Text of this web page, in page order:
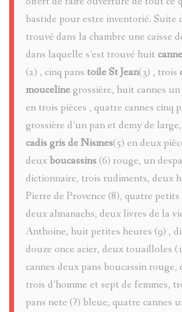
bastide pour estre inventorié. Suite
trouvé dans la chambre une caisse
dans laquelle s’est trouvé huit
(2) , cinq pans toile St Jean(3) , trois
mouceline grossière, huit cannes
en trois pièces , quatre cannes cinq
grossière d’un pan et demy de
cadis gris de Nismes(5) en deux
deuxboucassins (6) rouge, un
dictionnaire, trois rudiments, deux
Pierre de Provence (8), quatre
deux almanachs, deux livres de la
Anthoine, huit petites heures (9) ,
douze once acier, deux touailloles
cannes deux pans boucassin rouge,
trois d’homme et sept de femmes,
pans nete (?) bleue, quatre cannes